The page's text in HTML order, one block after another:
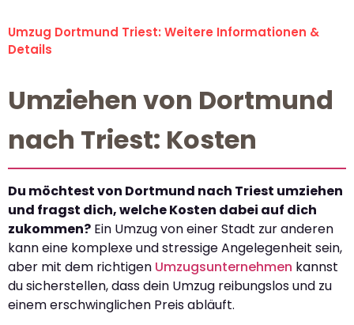
Umzug Dortmund Triest: Weitere Informationen &
Details
Umziehen von Dortmund
nach Triest: Kosten
Du möchtest von Dortmund nach Triest umziehen
und fragst dich, welche Kosten dabei auf dich
zukommen? Ein Umzug von einer Stadt zur anderen
kann eine komplexe und stressige Angelegenheit sein,
aber mit dem richtigen Umzugsunternehmen kannst
du sicherstellen, dass dein Umzug reibungslos und zu
einem erschwinglichen Preis abläuft.